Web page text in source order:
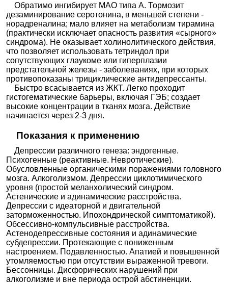
Обратимо ингибирует МАО типа А. Тормозит
дезаминирование серотонина, в меньшей степени -
норадреналина; мало влияет на метаболизм тирамина
(практически исключает опасность развития «сырного»
синдрома). Не оказывает холинолитического действия,
что позволяет использовать тетриндол при
сопутствующих глаукоме или гиперплазии
предстательной железы - заболеваниях, при которых
противопоказаны трициклические антидепрессанты.
Быстро всасывается из ЖКТ. Легко проходит
гистогематические барьеры, включая ГЭБ; создает
высокие концентрации в тканях мозга. Действие
начинается через 2-3 дня.
Показания к применению
Депрессии различного генеза: эндогенные.
Психогенные (реактивные. Невротические).
Обусловленные органическими поражениями головного
мозга. Алкоголизмом. Депрессии циклотимического
уровня (простой меланхолический синдром.
Астенические и адинамические расстройства.
Депрессии с идеаторной и двигательной
заторможенностью. Ипохондрической симптоматикой).
Обсессивно-компульсивные расстройства.
Астенодепрессивные состояния и адинамические
субдепрессии. Протекающие с пониженным
настроением. Подавленностью. Апатией и повышенной
утомляемостью при отсутствии выраженной тревоги.
Бессонницы. Дисфорических нарушений при
алкоголизме и вне периода острой абстиненции.